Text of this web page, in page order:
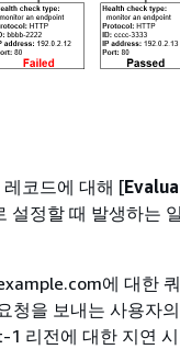
코드에 대해 [
설정할 때 발생하는
에 대한
청을 보내는 사용자
1 리전에 대한 지연